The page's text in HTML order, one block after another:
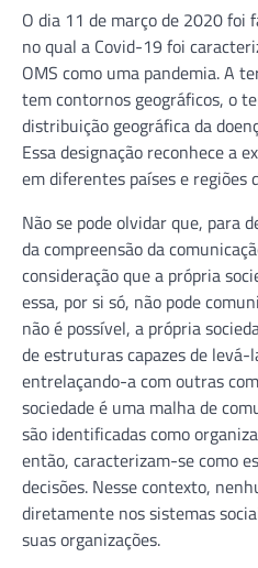
O dia 11 de março de 2020 foi
no qual a Covid-19 foi
OMS como uma pandemia. A
tem contornos geográficos, o
distribuição geográfica da
Essa designação reconhece a
em diferentes países e regiões
Não se pode olvidar que, para
da compreensão da
consideração que a própria
essa, por si só, não pode
não é possível, a própria
de estruturas capazes de levá-
entrelaçando-a com outras
sociedade é uma malha de
são identificadas como
então, caracterizam-se como
decisões. Nesse contexto,
diretamente nos sistemas
suas organizações.